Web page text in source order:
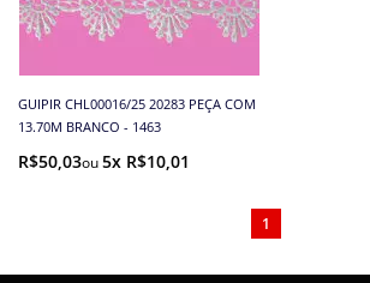
GUIPIR CHL00016/25 20283 PEÇA COM
13.70M BRANCO - 1463
R$50,03 5x R$10,01
1